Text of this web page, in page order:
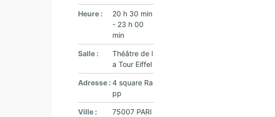
Heure :
20 h 30 min
- 23 h 00
min
Salle :
Théâtre de l
a Tour Eiffel
Adresse : 4 square Ra
pp
Ville :
75007 PARI